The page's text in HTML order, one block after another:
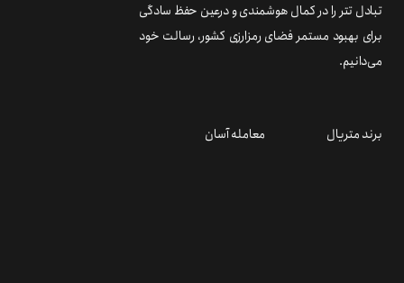
تبادل تتر را در کمال هوشمندی و درعین حفظ سادگی
برای بهبود مستمر فضای رمزارزی کشور، رسالت خود
می‌دانیم.
برند متریال معامله آسان